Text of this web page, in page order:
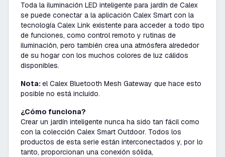
Toda la iluminación LED inteligente para jardín de Calex
se puede conectar a la aplicación Calex Smart con la
tecnología Calex Link existente para acceder a todo tipo
de funciones, como control remoto y rutinas de
iluminación, pero también crea una atmósfera alrededor
de su hogar con los muchos colores de luz cálidos
disponibles.
Nota:el Calex Bluetooth Mesh Gateway que hace esto
posible no está incluido.
¿Cómo funciona?
Crear un jardín inteligente nunca ha sido tan fácil como
con la colección Calex Smart Outdoor. Todos los
productos de esta serie están interconectados y, por lo
tanto, proporcionan una conexión sólida,